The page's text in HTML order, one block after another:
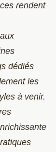
rendent
dédiés
les
à venir.